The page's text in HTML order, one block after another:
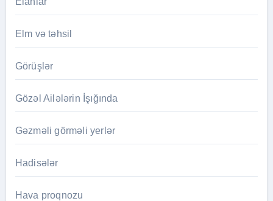
Elm və təhsil
Görüşlər
Gözəl Ailələrin İşığında
Gəzməli görməli yerlər
Hadisələr
Hava proqnozu